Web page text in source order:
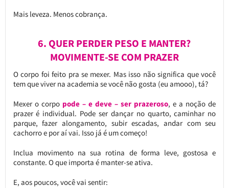
Mais leveza. Menos cobrança.
6. QUER PERDER PESO E MANTER?
MOVIMENTE-SE COM PRAZER
O corpo foi feito pra se mexer. Mas isso não significa que você
tem que viver na academia se você não gosta (eu amooo), tá?
Mexer o corpo pode – e deve – ser prazeroso, e a noção de
prazer é individual. Pode ser dançar no quarto, caminhar no
parque, fazer alongamento, subir escadas, andar com seu
cachorro e por aí vai. Isso já é um começo!
Inclua movimento na sua rotina de forma leve, gostosa e
constante. O que importa é manter-se ativa.
E, aos poucos, você vai sentir: